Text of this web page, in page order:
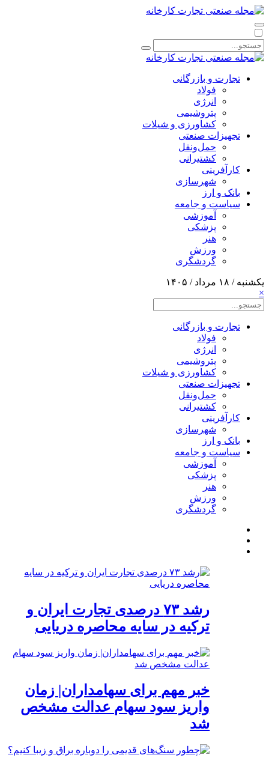
تجارت و بازرگانی
فولاد
انرژی
پتروشیمی
کشاورزی و شیلات
تجهیزات صنعتی
حمل‌و‌نقل
کشتیرانی
کارآفرینی
شهرسازی
بانک و ارز
سیاست و جامعه
آموزشی
پزشکی
هنر
ورزش
گردشگری
یکشنبه / ۱۸ مرداد / ۱۴۰۵
×
تجارت و بازرگانی
فولاد
انرژی
پتروشیمی
کشاورزی و شیلات
تجهیزات صنعتی
حمل‌و‌نقل
کشتیرانی
کارآفرینی
شهرسازی
بانک و ارز
سیاست و جامعه
آموزشی
پزشکی
هنر
ورزش
گردشگری
رشد ۷۳ درصدی تجارت ایران و
ترکیه در سایه محاصره دریایی
خبر مهم برای سهامداران| زمان
واریز سود سهام عدالت مشخص
شد